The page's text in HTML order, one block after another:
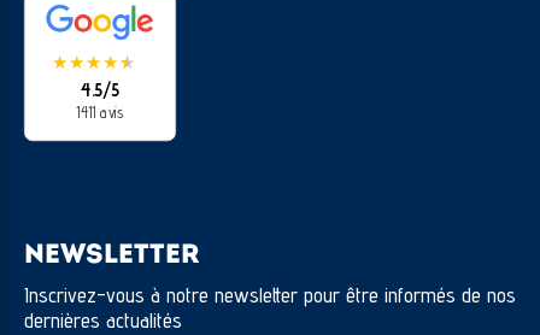
★★★★★
★
4.5/5
1411 avis
NEWSLETTER
Inscrivez-vous à notre newsletter pour être informés de nos
dernières actualités